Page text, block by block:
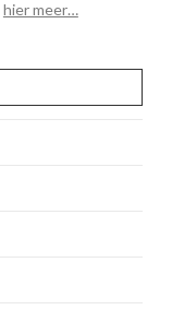
hier meer…